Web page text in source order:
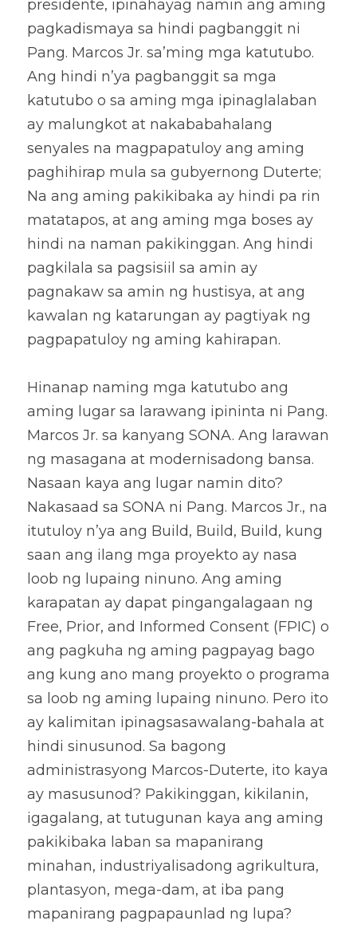
presidente, ipinahayag namin ang aming
pagkadismaya sa hindi pagbanggit ni
Pang. Marcos Jr. sa’ming mga katutubo.
Ang hindi n’ya pagbanggit sa mga
katutubo o sa aming mga ipinaglalaban
ay malungkot at nakababahalang
senyales na magpapatuloy ang aming
paghihirap mula sa gubyernong Duterte;
Na ang aming pakikibaka ay hindi pa rin
matatapos, at ang aming mga boses ay
hindi na naman pakikinggan. Ang hindi
pagkilala sa pagsisiil sa amin ay
pagnakaw sa amin ng hustisya, at ang
kawalan ng katarungan ay pagtiyak ng
pagpapatuloy ng aming kahirapan.
Hinanap naming mga katutubo ang
aming lugar sa larawang ipininta ni Pang.
Marcos Jr. sa kanyang SONA. Ang larawan
ng masagana at modernisadong bansa.
Nasaan kaya ang lugar namin dito?
Nakasaad sa SONA ni Pang. Marcos Jr., na
itutuloy n’ya ang Build, Build, Build, kung
saan ang ilang mga proyekto ay nasa
loob ng lupaing ninuno. Ang aming
karapatan ay dapat pingangalagaan ng
Free, Prior, and Informed Consent (FPIC) o
ang pagkuha ng aming pagpayag bago
ang kung ano mang proyekto o programa
sa loob ng aming lupaing ninuno. Pero ito
ay kalimitan ipinagsasawalang-bahala at
hindi sinusunod. Sa bagong
administrasyong Marcos-Duterte, ito kaya
ay masusunod? Pakikinggan, kikilanin,
igagalang, at tutugunan kaya ang aming
pakikibaka laban sa mapanirang
minahan, industriyalisadong agrikultura,
plantasyon, mega-dam, at iba pang
mapanirang pagpapaunlad ng lupa?